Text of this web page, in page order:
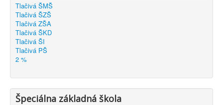
Tlačivá ŠMŠ
Tlačivá ŠZŠ
Tlačivá ZŠA
Tlačivá ŠKD
Tlačivá ŠI
Tlačivá PŠ
2 %
Špeciálna základná škola